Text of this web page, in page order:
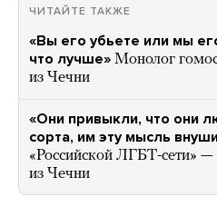
ЧИТАЙТЕ ТАКЖЕ
«Вы его убьете или мы
что лучше» Монолог
из Чечни
«Они привыкли, что они
сорта, им эту мысль
«Российской ЛГБТ-сети» —
из Чечни